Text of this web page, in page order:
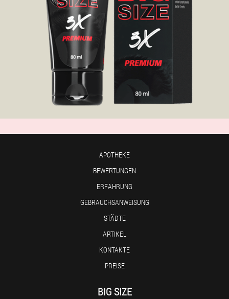
APOTHEKE
BEWERTUNGEN
ERFAHRUNG
GEBRAUCHSANWEISUNG
STÄDTE
ARTIKEL
KONTAKTE
PREISE
BIG SIZE